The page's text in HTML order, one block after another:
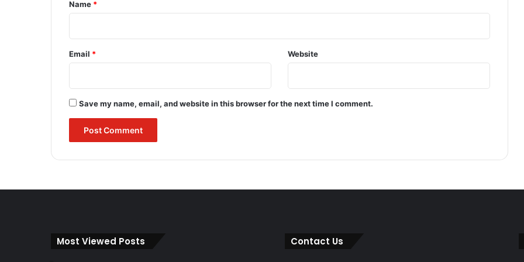
Name *
Email * Website
Save my name, email, and website in this browser for the next time I comment.
Most Viewed Posts Contact Us